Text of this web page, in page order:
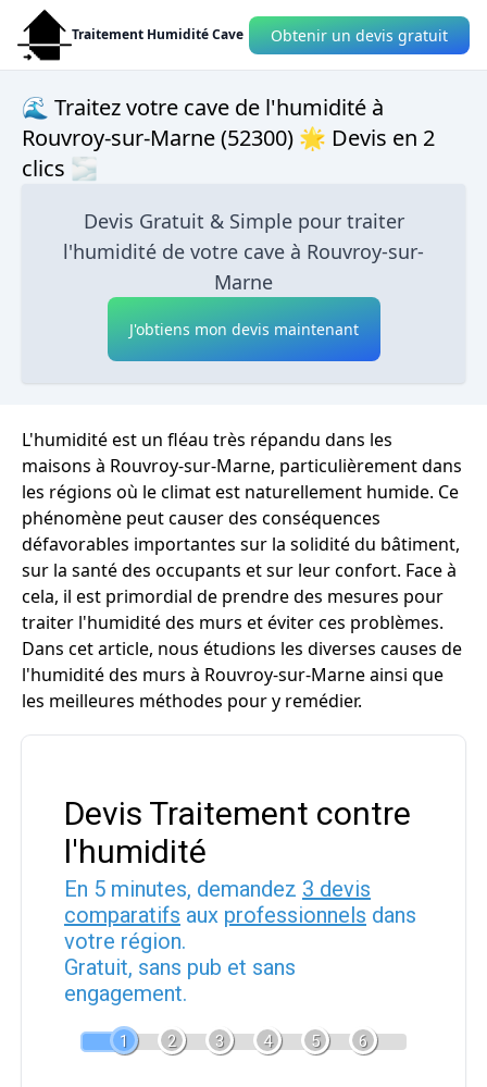
Traitement Humidité Cave Obtenir un devis gratuit
🌊 Traitez votre cave de l'humidité à
Rouvroy-sur-Marne (52300) 🌟 Devis en 2
clics 🌫
Devis Gratuit & Simple pour traiter
l'humidité de votre cave à Rouvroy-sur-
Marne
J'obtiens mon devis maintenant
L'humidité est un fléau très répandu dans les
maisons à Rouvroy-sur-Marne, particulièrement dans
les régions où le climat est naturellement humide. Ce
phénomène peut causer des conséquences
défavorables importantes sur la solidité du bâtiment,
sur la santé des occupants et sur leur confort. Face à
cela, il est primordial de prendre des mesures pour
traiter l'humidité des murs et éviter ces problèmes.
Dans cet article, nous étudions les diverses causes de
l'humidité des murs à Rouvroy-sur-Marne ainsi que
les meilleures méthodes pour y remédier.
Devis Traitement contre
l'humidité
En 5 minutes, demandez 3 devis
comparatifs aux professionnels dans
votre région.
Gratuit, sans pub et sans
engagement.
1 2 3 4 5 6